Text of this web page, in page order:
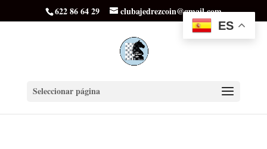
622 86 64 29 clubajedrezcoin@gmail.com
Seleccionar página
ES